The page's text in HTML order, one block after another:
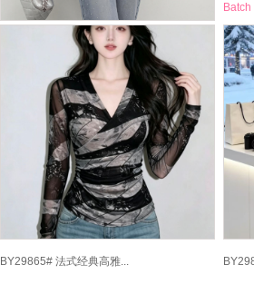
BY29905# 秋季新款韩版...
Batch Price：￥55
Batch
BY29865# 法式经典高雅...